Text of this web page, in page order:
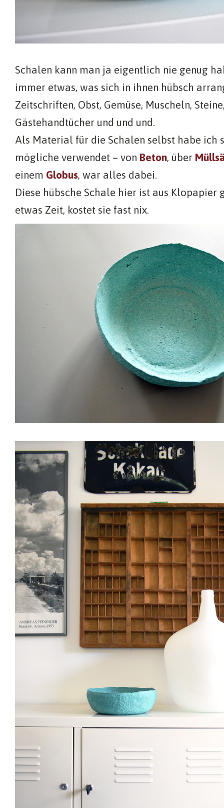
Schalen kann man ja eigentlich nie genug
immer etwas, was sich in ihnen hübsch
Zeitschriften, Obst, Gemüse, Muscheln,
Gästehandtücher und und und.
Als Material für die Schalen selbst habe ich
mögliche verwendet – von Beton, über
einem Globus, war alles dabei.
Diese hübsche Schale hier ist aus Klopapier
etwas Zeit, kostet sie fast nix.